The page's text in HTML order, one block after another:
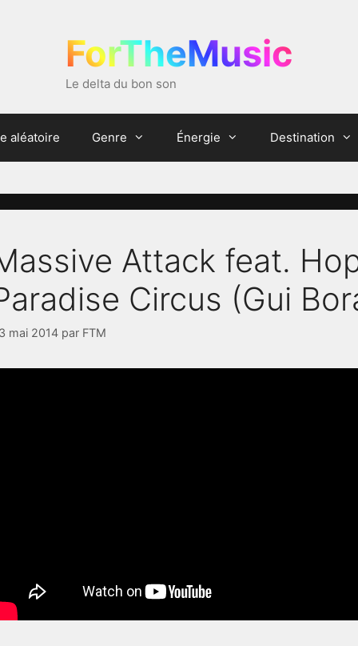
ForTheMusic
Le delta du bon son
aléatoire Genre Énergie Destination
Attack feat.
Circus (Gui
mai 2014 par FTM